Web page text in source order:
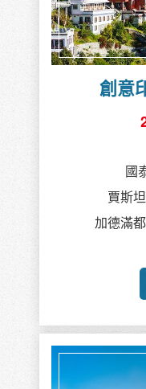
創意
國
賈斯
加德滿